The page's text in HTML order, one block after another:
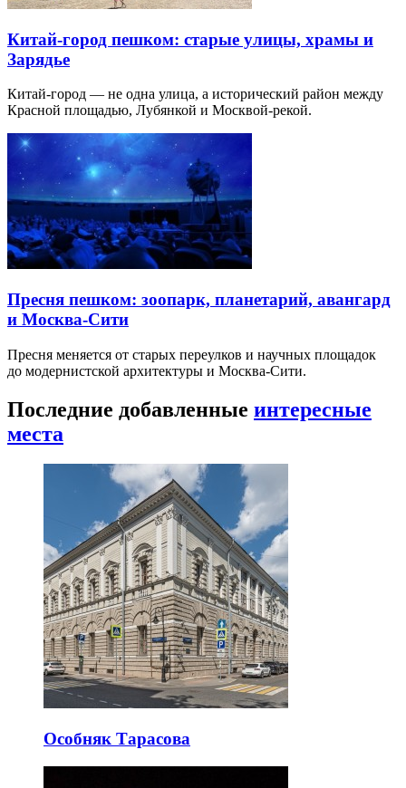
Китай-город пешком: старые улицы, храмы и
Зарядье
Китай-город — не одна улица, а исторический район между
Красной площадью, Лубянкой и Москвой-рекой.
Пресня пешком: зоопарк, планетарий, авангард
и Москва-Сити
Пресня меняется от старых переулков и научных площадок
до модернистской архитектуры и Москва-Сити.
Последние добавленные интересные
места
Особняк Тарасова